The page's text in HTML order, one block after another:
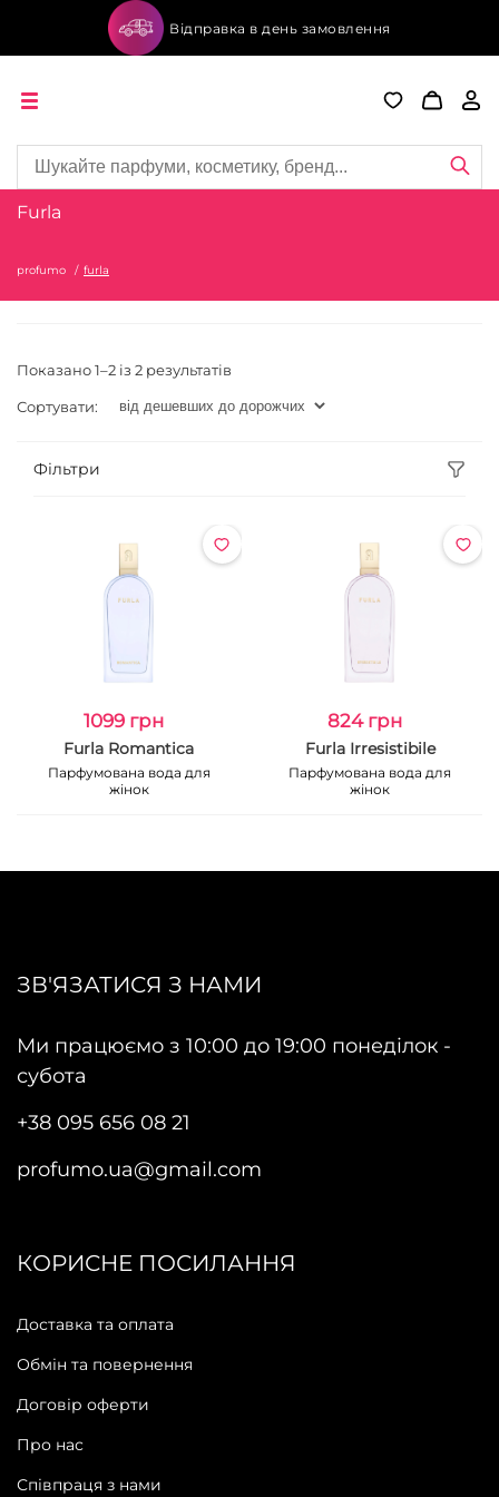
Відправка в день замовлення
Furla
profumo furla
Показано 1–2 із 2 результатів
Сортувати:
Фільтри
1099 грн
Furla Romantica
Парфумована вода для
жінок
824 грн
Furla Irresistibile
Парфумована вода для
жінок
ЗВ'ЯЗАТИСЯ З НАМИ
Ми працюємо з 10:00 до 19:00 понеділок -
субота
+38 095 656 08 21
profumo.ua@gmail.com
КОРИСНЕ ПОСИЛАННЯ
Доставка та оплата
Обмін та повернення
Договір оферти
Про нас
Співпраця з нами